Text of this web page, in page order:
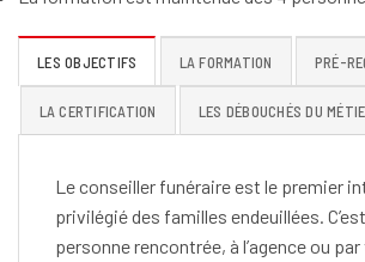
LES OBJECTIFS LA FORMATION PRÉ-
LA CERTIFICATION LES DÉBOUCHÉS DU
Le conseiller funéraire est le premier
privilégié des familles endeuillées.
personne rencontrée, à l’agence ou